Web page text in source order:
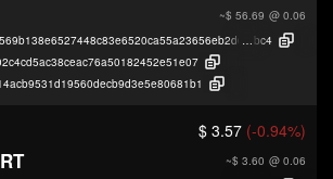
~$ 56.69 @ 0.06
bc4
$ 3.57 (-0.94%)
~$ 3.60 @ 0.06